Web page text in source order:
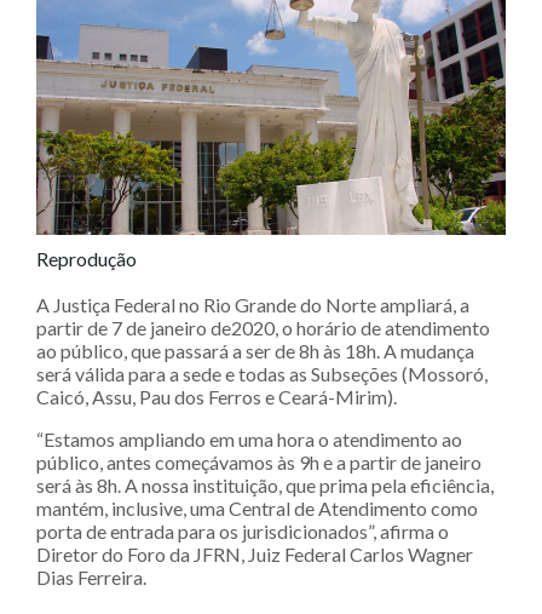
Reprodução
A Justiça Federal no Rio Grande do Norte ampliará, a
partir de 7 de janeiro de2020, o horário de atendimento
ao público, que passará a ser de 8h às 18h. A mudança
será válida para a sede e todas as Subseções (Mossoró,
Caicó, Assu, Pau dos Ferros e Ceará-Mirim).
“Estamos ampliando em uma hora o atendimento ao
público, antes começávamos às 9h e a partir de janeiro
será às 8h. A nossa instituição, que prima pela eficiência,
mantém, inclusive, uma Central de Atendimento como
porta de entrada para os jurisdicionados”, afirma o
Diretor do Foro da JFRN, Juiz Federal Carlos Wagner
Dias Ferreira.